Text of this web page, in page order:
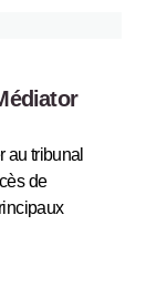
au tribunal
de